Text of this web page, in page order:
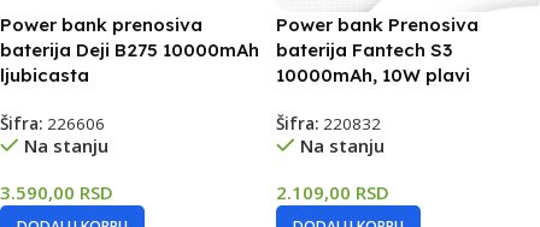
Power bank prenosiva
baterija Deji B275 10000mAh
ljubicasta
Šifra: 226606
Na stanju
3.590,00 RSD
Power bank Prenosiva
baterija Fantech S3
10000mAh, 10W plavi
Šifra: 220832
Na stanju
2.109,00 RSD